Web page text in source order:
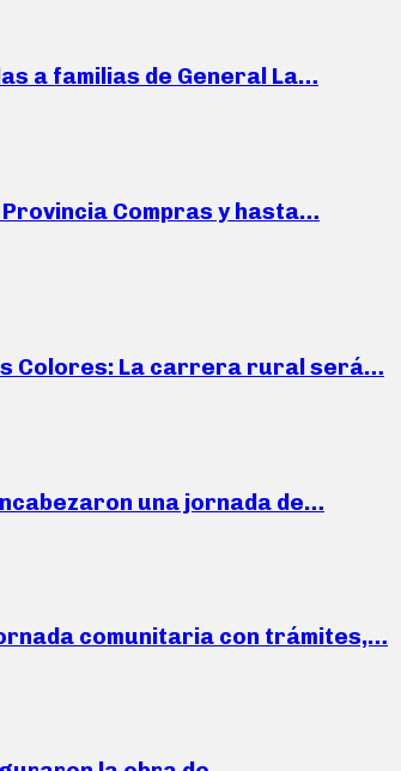
a familias de General La…
Compras y hasta…
Colores: La carrera rural será…
una jornada de…
comunitaria con trámites,…